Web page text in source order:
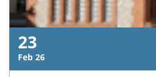
23
Feb 26